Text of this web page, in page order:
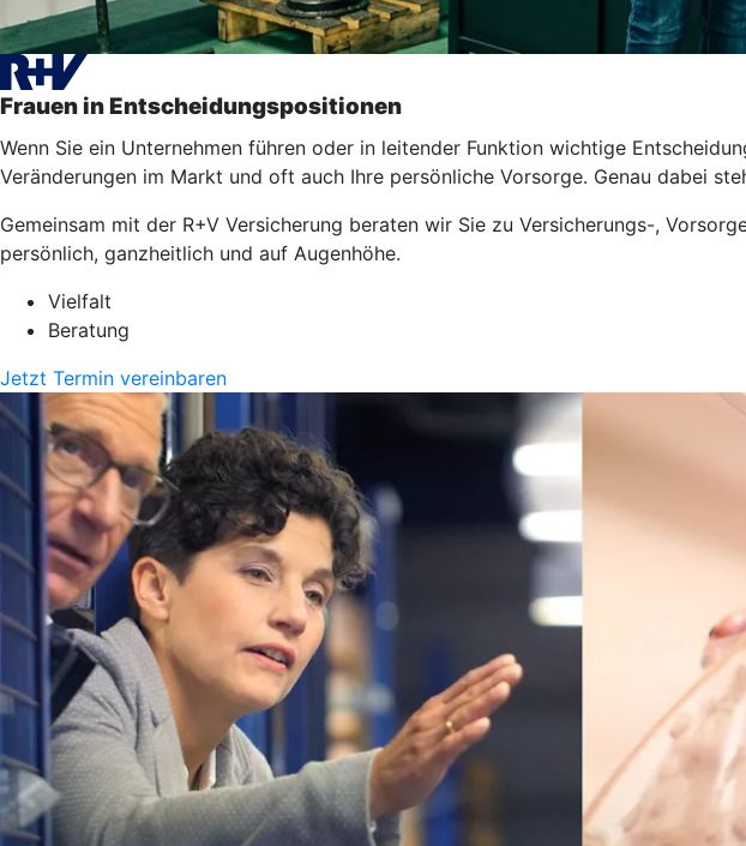
Frauen in Entscheidungspositionen
Wenn Sie ein Unternehmen führen oder in leitender Funktion wichtige
Veränderungen im Markt und oft auch Ihre persönliche Vorsorge. Genau dabei
Gemeinsam mit der R+V Versicherung beraten wir Sie zu Versicherungs-,
persönlich, ganzheitlich und auf Augenhöhe.
Vielfalt
Beratung
Jetzt Termin vereinbaren